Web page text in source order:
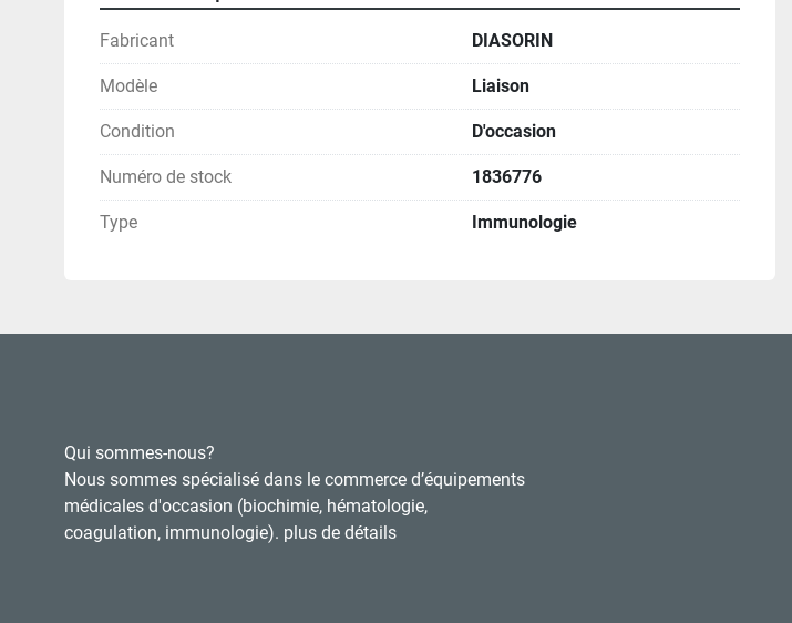
Fabricant DIASORIN
Modèle Liaison
Condition D'occasion
Numéro de stock 1836776
Type Immunologie
Qui sommes-nous?
Nous sommes spécialisé dans le commerce d’équipements
médicales d'occasion (biochimie, hématologie,
coagulation, immunologie). plus de détails